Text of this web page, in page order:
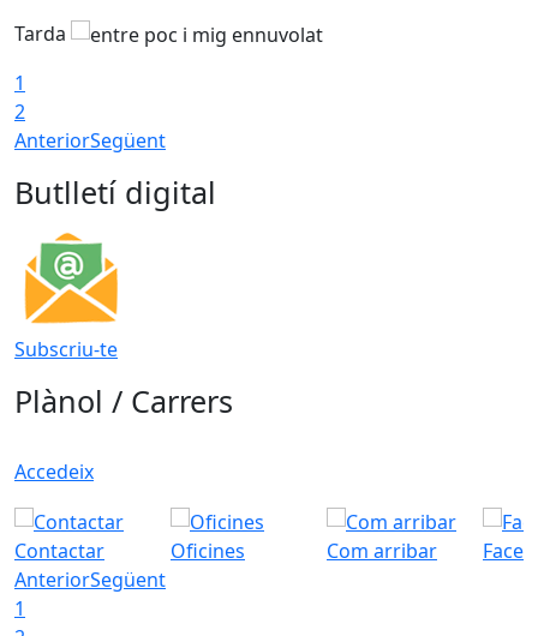
Tarda
1
2
AnteriorSegüent
Butlletí digital
Subscriu-te
Plànol / Carrers
Accedeix
Contactar Oficines Com arribar
AnteriorSegüent
1